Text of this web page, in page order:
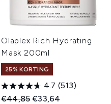
Olaplex Rich Hydrating
Mask 200ml
25% KORTING
4.7 (513)
Recommended Retail Price:
€44,85Huidige prijs:
€33,64